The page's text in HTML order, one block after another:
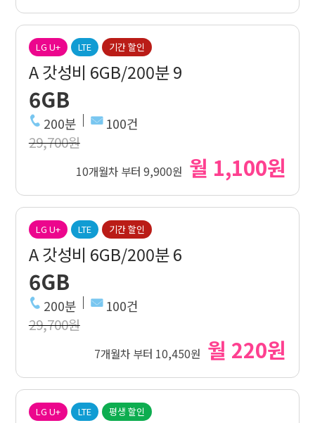
LG U+ LTE 기간 할인
A 갓성비 6GB/200분 9
6GB
200분 100건
29,700원
10개월차 부터 9,900원 월 1,100원
LG U+ LTE 기간 할인
A 갓성비 6GB/200분 6
6GB
200분 100건
29,700원
7개월차 부터 10,450원 월 220원
LG U+ LTE 평생 할인